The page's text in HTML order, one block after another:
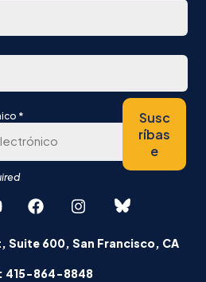
*
Susc
ríbas
e
Suite 600, San Francisco, CA
415-864-8848